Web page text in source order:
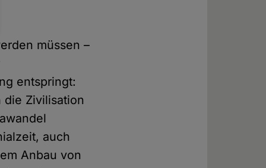
müssen –
entspringt:
Zivilisation
auch
Anbau von